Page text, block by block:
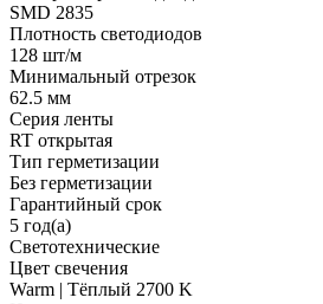
SMD 2835
Плотность светодиодов
128 шт/м
Минимальный отрезок
62.5 мм
Серия ленты
RT открытая
Тип герметизации
Без герметизации
Гарантийный срок
5 год(а)
Светотехнические
Цвет свечения
Warm | Тёплый 2700 K